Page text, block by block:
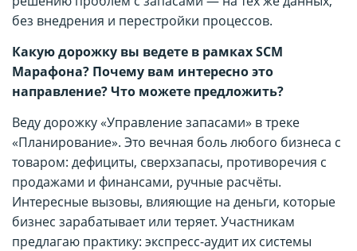
без внедрения и перестройки процессов.
Какую дорожку вы ведете в рамках SCM
Марафона? Почему вам интересно это
направление? Что можете предложить?
Веду дорожку «Управление запасами» в треке
«Планирование». Это вечная боль любого бизнеса с
товаром: дефициты, сверхзапасы, противоречия с
продажами и финансами, ручные расчёты.
Интересные вызовы, влияющие на деньги, которые
бизнес зарабатывает или теряет. Участникам
предлагаю практику: экспресс-аудит их системы